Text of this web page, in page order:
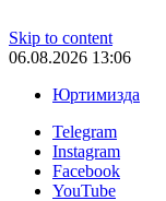
Skip to content
06.08.2026 13:06
Юртимизда
Telegram
Instagram
Facebook
YouTube